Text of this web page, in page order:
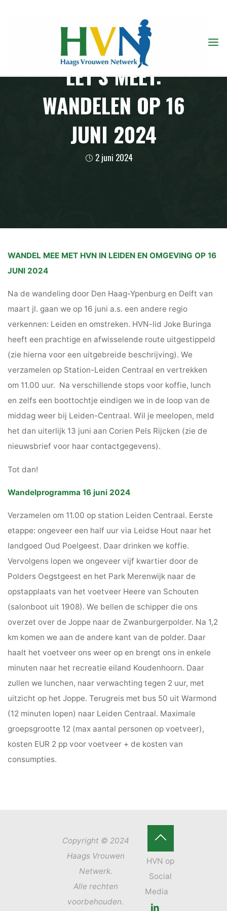
LET’S MEET:
WANDELEN OP 16
JUNI 2024
2 juni 2024
WANDEL MEE MET HVN IN LEIDEN EN OMGEVING OP 16
JUNI 2024
Na de wandeling door Den Haag-Ypenburg en Delft van
maart jl. gaan we op 16 juni a.s. een andere regio
verkennen: Leiden en omstreken. HVN-lid Joke Buringa
heeft een prachtige en afwisselende route uitgestippeld
(zie hierna voor een uitgebreide beschrijving). We
verzamelen op Station-Leiden Centraal en vertrekken
om 11.00 uur. Na verschillende stops voor koffie, lunch
en zelfs een boottochtje eindigen we in de loop van de
middag weer bij Leiden-Centraal. Wil je meelopen, meld
het dan uiterlijk 13 juni aan Corien Pels Rijcken (zie de
nieuwsbrief voor haar contactgegevens).
Tot dan!
Wandelprogramma 16 juni 2024
Verzamelen om 11.00 op station Leiden Centraal. Eerste
etappe: ongeveer een half uur via Leidse Hout naar het
landgoed Oud Poelgeest. Daar drinken we koffie.
Vervolgens lopen we ongeveer vijf kwartier door de
Polders Oegstgeest en het Park Merenwijk naar de
opstapplaats van het voetveer Heere van Schouten
(salonboot uit 1908). We bellen de schipper die ons
overzet over de Joppe naar de Zwanburgerpolder. Na 1,2
km komen we aan de andere kant van de polder. Daar
haalt het voetveer ons weer op en brengt ons in enkele
minuten naar het recreatie eiland Koudenhoorn. Daar
zullen we lunchen, naar verwachting tegen 2 uur, met
uitzicht op het Joppe. Terugreis met bus 50 uit Warmond
(12 minuten lopen) naar Leiden Centraal. Maximale
groepsgrootte 12 (max aantal personen op voetveer),
kosten EUR 2 pp voor voetveer + de kosten van
consumpties.
Copyright © 2024
Haags Vrouwen
Netwerk.
Alle rechten
voorbehouden.
Terug
naar